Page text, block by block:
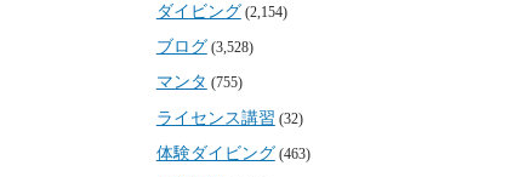
ダイビング (2,154)
ブログ (3,528)
マンタ (755)
ライセンス講習 (32)
体験ダイビング(463)